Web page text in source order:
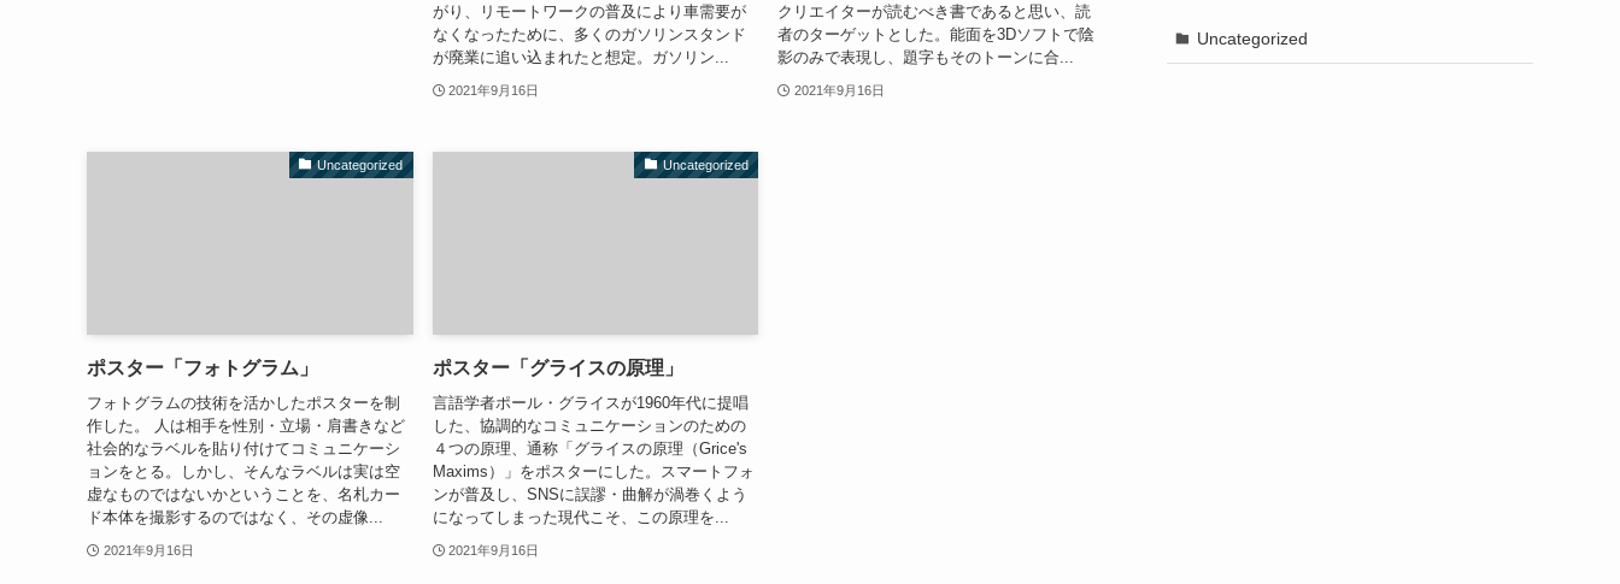
がり、リモートワークの普及により車需要が
なくなったために、多くのガソリンスタンド
が廃業に追い込まれたと想定。ガソリン...
2021年9月16日
クリエイターが読むべき書であると思い、読
者のターゲットとした。能面を3Dソフトで陰
影のみで表現し、題字もそのトーンに合...
2021年9月16日
Uncategorized
ポスター「フォトグラム」
フォトグラムの技術を活かしたポスターを制
作した。 人は相手を性別・立場・肩書きなど
社会的なラベルを貼り付けてコミュニケーシ
ョンをとる。しかし、そんなラベルは実は空
虚なものではないかということを、名札カー
ド本体を撮影するのではなく、その虚像...
2021年9月16日
Uncategorized
ポスター「グライスの原理」
言語学者ポール・グライスが1960年代に提唱
した、協調的なコミュニケーションのための
４つの原理、通称「グライスの原理（Grice's
Maxims）」をポスターにした。スマートフォ
ンが普及し、SNSに誤謬・曲解が渦巻くよう
になってしまった現代こそ、この原理を...
2021年9月16日
Uncategorized